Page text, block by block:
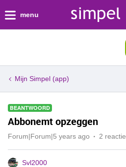
menu
Mijn Simpel (app)
BEANTWOORD
Abbonemt opzeggen
Forum|Forum|5 years ago 2
Svl2000